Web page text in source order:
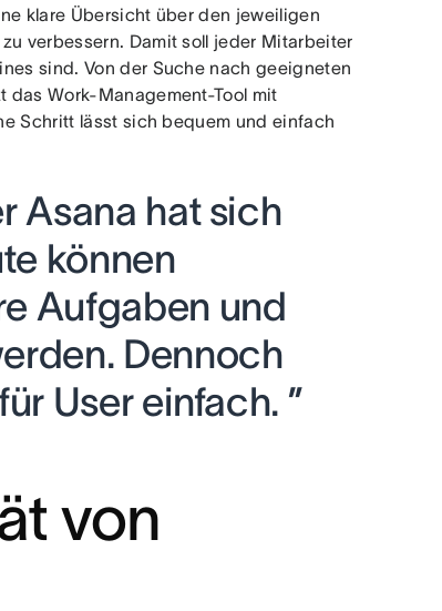
klare Übersicht über den jeweiligen
verbessern. Damit soll jeder Mitarbeiter
sind. Von der Suche nach geeigneten
das Work-Management-Tool mit
Schritt lässt sich bequem und einfach
Asana hat sich
können
Aufgaben und
Dennoch
User einfach. ”
von